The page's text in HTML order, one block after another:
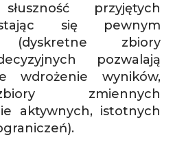
przyjętych
się pewnym
(dyskretne zbiory
pozwalają
wdrożenie wyników,
zmiennych
aktywnych, istotnych